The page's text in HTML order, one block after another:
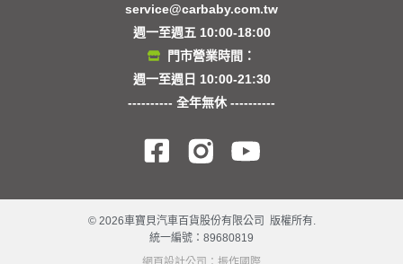
service@carbaby.com.tw
週一至週五 10:00-18:00
門市營業時間：
週一至週日 10:00-21:30
---------- 全年無休 ----------
© 2026車寶貝汽車百貨股份有限公司 版權所有.
統一編號：89680819